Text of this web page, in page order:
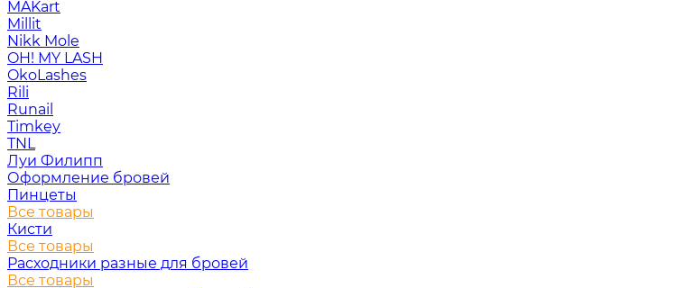
MAKart
Millit
Nikk Mole
OH! MY LASH
OkoLashes
Rili
Runail
Timkey
TNL
Луи Филипп
Оформление бровей
Пинцеты
Все товары
Кисти
Все товары
Расходники разные для бровей
Все товары